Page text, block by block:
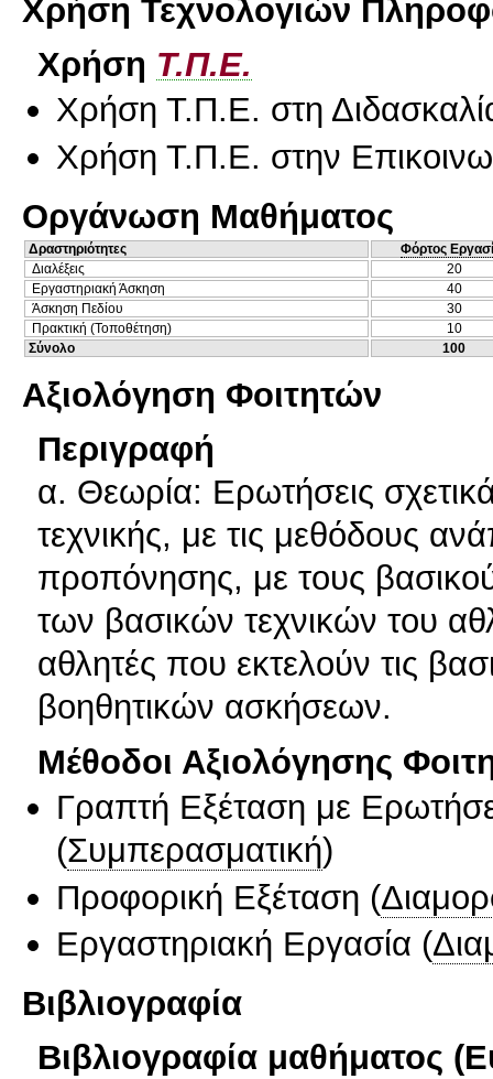
Χρήση Τεχνολογιών
Χρήση Τ.Π.Ε.
Χρήση Τ.Π.Ε. στη
Χρήση Τ.Π.Ε. στην
Οργάνωση Μαθήματος
Δραστηριότητες
Φόρτος
Διαλέξεις
20
Εργαστηριακή Άσκηση
40
Άσκηση Πεδίου
30
Πρακτική (Τοποθέτηση)
10
Σύνολο
100
Αξιολόγηση Φοιτητών
Περιγραφή
α. Θεωρία: Ερωτήσεις
τεχνικής, με τις μεθόδους
προπόνησης, με τους
των βασικών τεχνικών του
αθλητές που εκτελούν τις
βοηθητικών ασκήσεων.
Μέθοδοι Αξιολόγησης
Γραπτή Εξέταση με
(Συμπερασματική)
Προφορική Εξέταση (
Εργαστηριακή Εργασία (
Βιβλιογραφία
Βιβλιογραφία μαθήματος